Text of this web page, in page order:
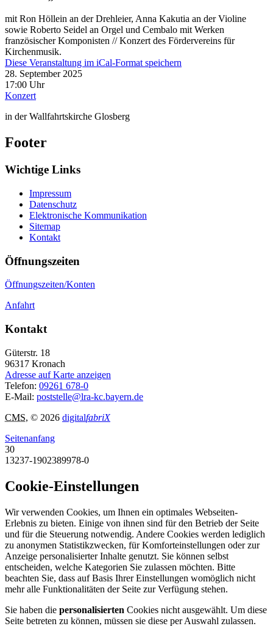
mit Ron Höllein an der Drehleier, Anna Kakutia an der Violine
sowie Roberto Seidel an Orgel und Cembalo mit Werken
französischer Komponisten // Konzert des Fördervereins für
Kirchenmusik.
Diese Veranstaltung im iCal-Format speichern
28. September 2025
17:00 Uhr
Konzert
in der Wallfahrtskirche Glosberg
Footer
Wichtige Links
Impressum
Datenschutz
Elektronische Kommunikation
Sitemap
Kontakt
Öffnungszeiten
Öffnungszeiten/Konten
Anfahrt
Kontakt
Güterstr. 18
96317 Kronach
Adresse auf Karte anzeigen
Telefon: 09261 678-0
E-Mail: poststelle@lra-kc.bayern.de
CMS, © 2026 digitalfabriX
Seitenanfang
30
13237-1902389978-0
Cookie-Einstellungen
Wir verwenden Cookies, um Ihnen ein optimales Webseiten-
Erlebnis zu bieten. Einige von ihnen sind für den Betrieb der Seite
und für die Steuerung notwendig. Andere Cookies werden lediglich
zu anonymen Statistikzwecken, für Komforteinstellungen oder zur
Anzeige personalisierter Inhalte genutzt. Sie können selbst
entscheiden, welche Kategorien Sie zulassen möchten. Bitte
beachten Sie, dass auf Basis Ihrer Einstellungen womöglich nicht
mehr alle Funktionalitäten der Seite zur Verfügung stehen.
Sie haben die personalisierten Cookies nicht ausgewählt. Um diese
Seite betreten zu können, müssen sie diese per Auswahl zulassen.